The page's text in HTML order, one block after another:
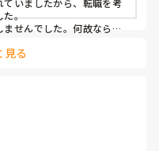
いましたから、転職を考
た。
せんでした。何故なら、
は働いてみないと分かり
見る